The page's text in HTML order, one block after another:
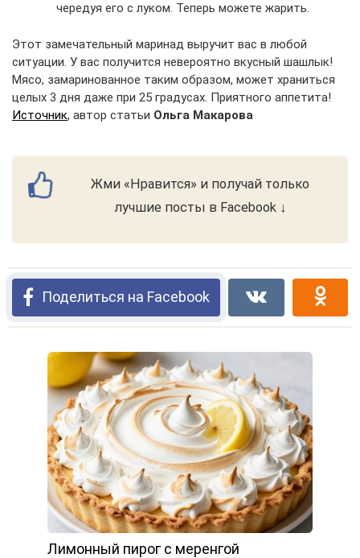
чередуя его с луком. Теперь можете жарить.
Этот замечательный маринад выручит вас в любой
ситуации. У вас получится невероятно вкусный шашлык!
Мясо, замаринованное таким образом, может храниться
целых 3 дня даже при 25 градусах. Приятного аппетита!
Источник, автор статьи Ольга Макарова
Жми «Нравится» и получай только
лучшие посты в Facebook ↓
Поделиться на Facebook
Лимонный пирог с меренгой